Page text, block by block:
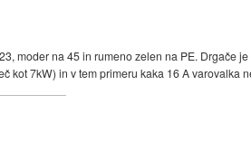
moder na 45 in rumeno zelen na PE. Drgače
7kW) in v tem primeru kaka 16 A varovalka